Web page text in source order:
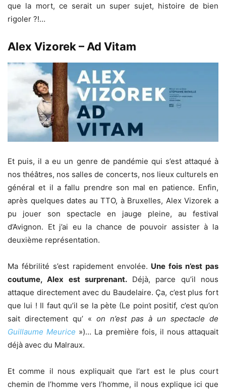
que la mort, ce serait un super sujet, histoire de bien
rigoler ?!…
Alex Vizorek – Ad Vitam
Et puis, il a eu un genre de pandémie qui s’est attaqué à
nos théâtres, nos salles de concerts, nos lieux culturels en
général et il a fallu prendre son mal en patience. Enfin,
après quelques dates au TTO, à Bruxelles, Alex Vizorek a
pu jouer son spectacle en jauge pleine, au festival
d’Avignon. Et j’ai eu la chance de pouvoir assister à la
deuxième représentation.
Ma fébrilité s’est rapidement envolée. Une fois n’est pas
coutume, Alex est surprenant.Déjà, parce qu’il nous
attaque directement avec du Baudelaire. Ça, c’est plus fort
que lui ! Il faut qu’il se la pète (Le point positif, c’est qu’on
sait directement qu’ « on n’est pas à un spectacle de
Guillaume Meurice »)… La première fois, il nous attaquait
déjà avec du Malraux.
Et comme il nous expliquait que l’art est le plus court
chemin de l’homme vers l’homme, il nous explique ici que